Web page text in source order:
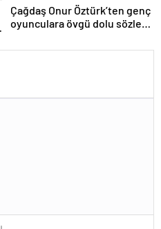
Çağdaş Onur Öztürk’ten genç
oyunculara övgü dolu sözler: